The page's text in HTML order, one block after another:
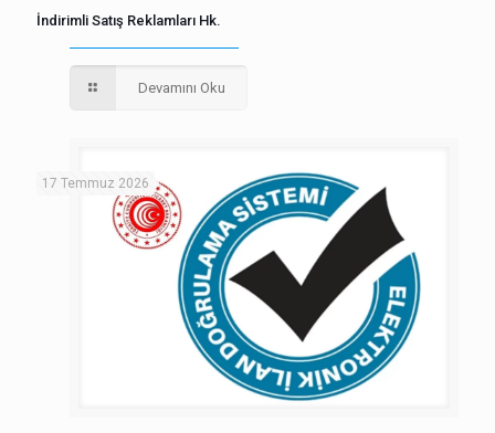
İndirimli Satış Reklamları Hk.
Devamını Oku
17 Temmuz 2026